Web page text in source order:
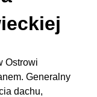
Ostrowi
Generalny
dachu,